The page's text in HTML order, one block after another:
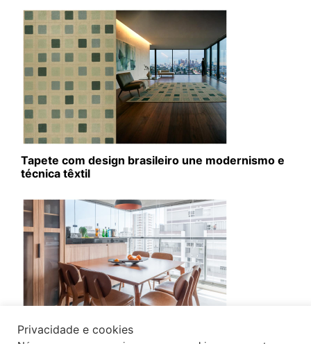
Tapete com design brasileiro une modernismo e
técnica têxtil
Privacidade e cookies